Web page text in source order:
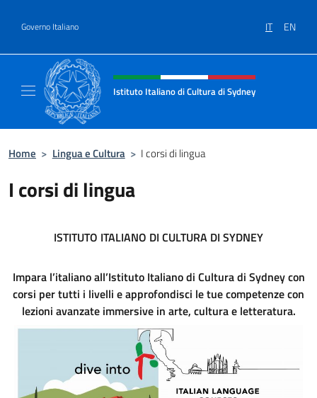
Governo Italiano IT EN
Intestazione sito, social e menù
Istituto Italiano di Cultura di Sydney
Home > Lingua e Cultura > I corsi di lingua
I corsi di lingua
ISTITUTO ITALIANO DI CULTURA DI SYDNEY
Impara l’italiano all’Istituto Italiano di Cultura di Sydney con
corsi per tutti i livelli e approfondisci le tue competenze con
lezioni avanzate immersive in arte, cultura e letteratura.